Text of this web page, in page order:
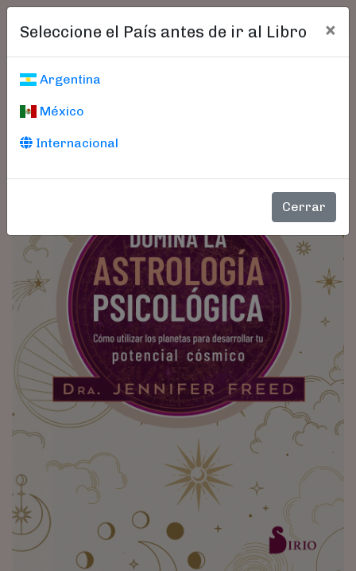
Seleccione el País antes de ir al Libro ×
Argentina
México
Internacional
Cerrar